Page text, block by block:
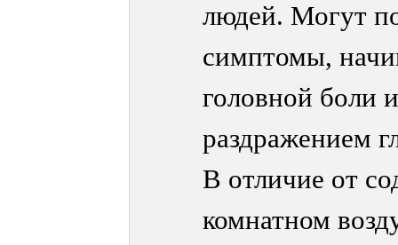
людей. Могут
симптомы,
головной боли
раздражением
В отличие от
комнатном